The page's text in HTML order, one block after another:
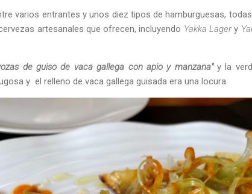
varios entrantes y unos diez tipos de hamburguesas,
artesanales que ofrecen, incluyendo Yakka Lagery
de guiso de vaca gallega con apio y manzana"y la
y el relleno de vaca gallega guisada era una locura.